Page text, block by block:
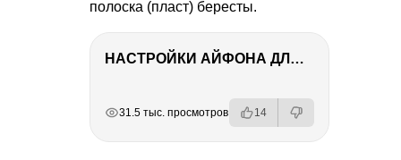
полоска (пласт) бересты.
НАСТРОЙКИ АЙФОНА ДЛЯ ФОТО И ВИДЕО
31.5 тыс. просмотров 14